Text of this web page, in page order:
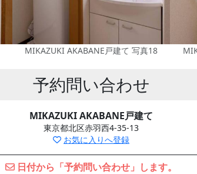
MIKAZUKI AKABANE戸建て 写真18
予約問い合わせ
MIKAZUKI AKABANE戸建て
東京都北区赤羽西4-35-13
お気に入りへ登録
日付から「予約問い合わせ」します。